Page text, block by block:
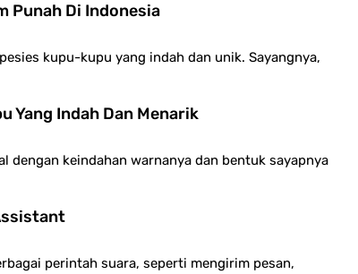
Punah Di Indonesia
kupu-kupu yang indah dan unik. Sayangnya,
Yang Indah Dan Menarik
dengan keindahan warnanya dan bentuk sayapnya
perintah suara, seperti mengirim pesan,